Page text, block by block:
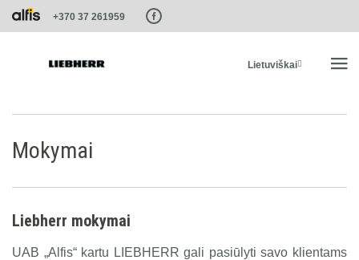
Paste this code as high in the of the page as possible:
+370 37 261959
Lietuviškai
PASLAUGOS IR SPRENDIMAI
Mokymai
Liebherr mokymai
UAB „Alfis“ kartu LIEBHERR gali pasiūlyti savo klientams